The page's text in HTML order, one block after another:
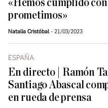
«Hemos cumplido
prometimos»
Natalia Cristóbal 21/03/2023
ESPAÑA
En directo | Ramón
Santiago Abascal
en rueda de prensa